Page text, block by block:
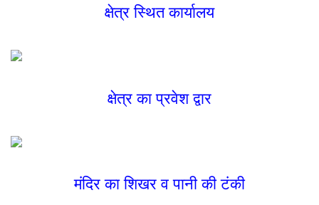
क्षेत्र स्थित कार्यालय
क्षेत्र का प्रवेश द्वार
मंदिर का शिखर व पानी की टंकी